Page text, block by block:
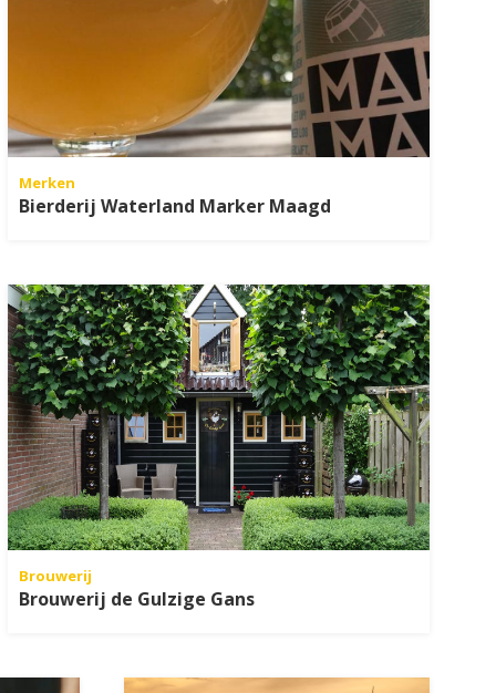
Merken
Bierderij Waterland Marker Maagd
Brouwerij
Brouwerij de Gulzige Gans